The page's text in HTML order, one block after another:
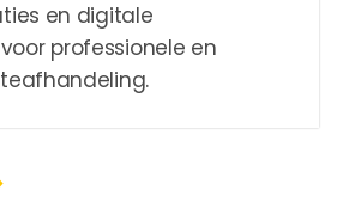
en digitale
professionele en